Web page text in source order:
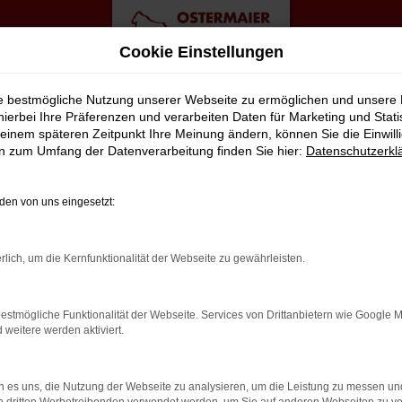
Top Angebote
FÜR BERLIN GEEIGNET
Dies ließe sich natürlich auch für andere Orte
und sind von der Qualität der Fahrzeuge begeistert.
dass jedes Auto in unserer Meisterwerkstatt gastiert und
von Berlin lassen. Ohne „Wenn und Aber“.
NETWORK ERROR
Cookie Einstellungen
bestmögliche Nutzung unserer Webseite zu ermöglichen und unsere
Ihre Präferenzen und verarbeiten Daten für Marketing und
späteren Zeitpunkt Ihre Meinung ändern, können Sie die
zum Umfang der Datenverarbeitung finden Sie hier:
von uns eingesetzt:
um die Kernfunktionalität der Webseite zu gewährleisten.
Funktionalität der Webseite. Services von Drittanbietern wie Google
weitere werden aktiviert.
es uns, die Nutzung der Webseite zu analysieren, um die Leistung zu messen